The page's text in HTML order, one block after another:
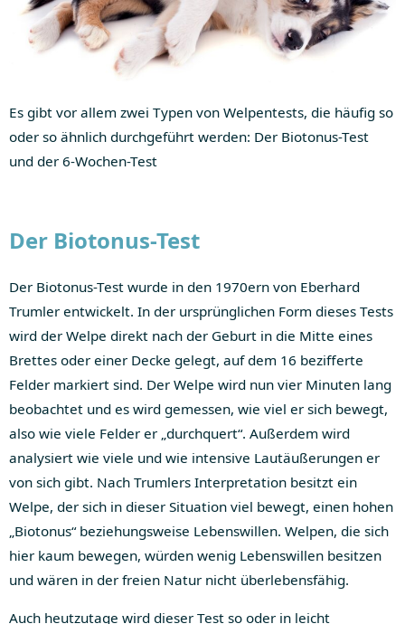
Es gibt vor allem zwei Typen von Welpentests, die häufig so
oder so ähnlich durchgeführt werden: Der Biotonus-Test
und der 6-Wochen-Test
Der Biotonus-Test
Der Biotonus-Test wurde in den 1970ern von Eberhard
Trumler entwickelt. In der ursprünglichen Form dieses Tests
wird der Welpe direkt nach der Geburt in die Mitte eines
Brettes oder einer Decke gelegt, auf dem 16 bezifferte
Felder markiert sind. Der Welpe wird nun vier Minuten lang
beobachtet und es wird gemessen, wie viel er sich bewegt,
also wie viele Felder er „durchquert“. Außerdem wird
analysiert wie viele und wie intensive Lautäußerungen er
von sich gibt. Nach Trumlers Interpretation besitzt ein
Welpe, der sich in dieser Situation viel bewegt, einen hohen
„Biotonus“ beziehungsweise Lebenswillen. Welpen, die sich
hier kaum bewegen, würden wenig Lebenswillen besitzen
und wären in der freien Natur nicht überlebensfähig.
Auch heutzutage wird dieser Test so oder in leicht